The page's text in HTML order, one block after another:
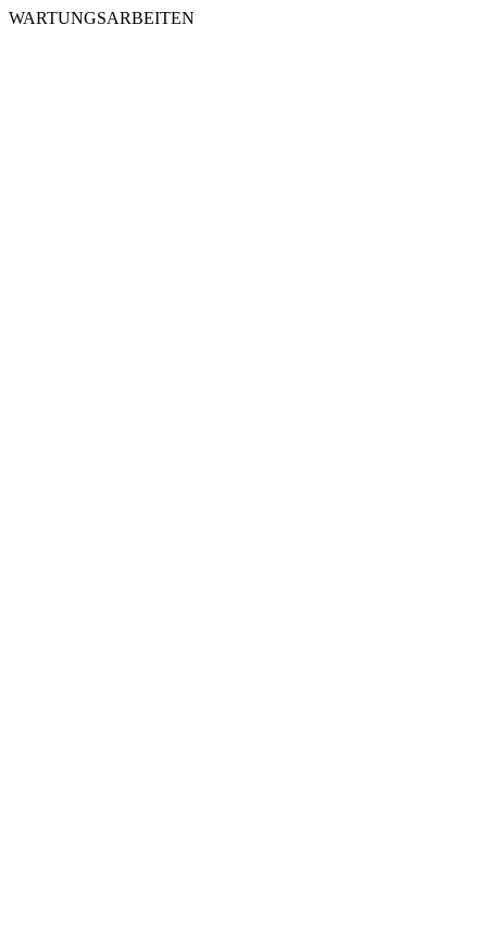
WARTUNGSARBEITEN